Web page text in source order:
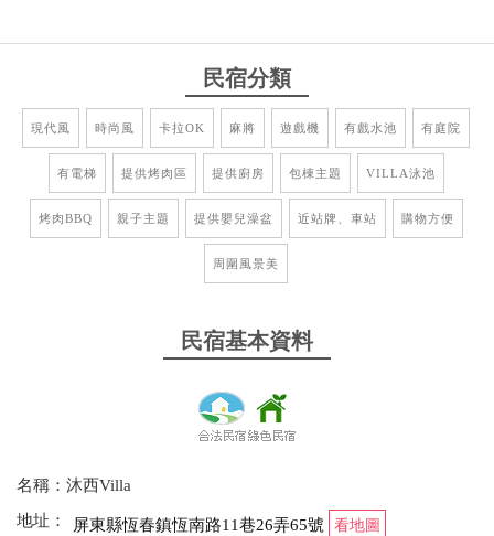
民宿分類
現代風 時尚風 卡拉OK 麻將 遊戲機 有戲水池 有庭院
有電梯 提供烤肉區 提供廚房 包棟主題 VILLA泳池
烤肉BBQ 親子主題 提供嬰兒澡盆 近站牌、車站 購物方便
周圍風景美
民宿基本資料
名稱：沐西Villa
地址：
屏東縣恆春鎮恆南路11巷26弄65號 看地圖